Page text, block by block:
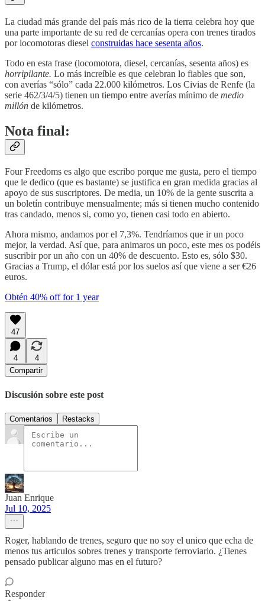
La ciudad más grande del país más rico de la tierra celebra hoy que
una parte importante de su red de cercanías opera con trenes tirados
por locomotoras diesel construidas hace sesenta años.
Todo en esta frase (locomotora, diesel, cercanías, sesenta años) es
horripilante. Lo más increíble es que celebran lo fiables que son,
con averías “sólo” cada 22.000 kilómetros. Los Civias de Renfe (la
serie 462/3/4/5) tienen un tiempo entre averías mínimo de medio
millón de kilómetros.
Nota final:
Four Freedoms es algo que escribo porque me gusta, pero el tiempo
que le dedico (que es bastante) se justifica en gran medida gracias al
apoyo de sus suscriptores. De media, un 10% de la gente suscrita a
un boletín contribuye mensualmente; más si tienen mucho contenido
tras candado, menos si, como yo, tienen casi todo en abierto.
Ahora mismo, andamos por el 7,3%. Tendríamos que ir un poco
mejor, la verdad. Así que, para animaros un poco, este mes os podéis
suscribir por un año con un 40% de descuento. Esto es, sólo $30.
Gracias a Trump, el dólar está por los suelos así que viene a ser €26
euros.
Obtén 40% off for 1 year
47
4
4
Compartir
Discusión sobre este post
Comentarios Restacks
Juan Enrique
Jul 10, 2025
Roger, hablando de trenes, seguro que no soy el unico que echa de
menos tus articulos sobres trenes y transporte ferroviario. ¿Tienes
pensado publicar alguno mas en el futuro?
Responder